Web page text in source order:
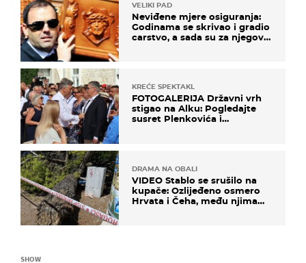
VELIKI PAD
Neviđene mjere osiguranja:
Godinama se skrivao i gradio
carstvo, a sada su za njegovo
KREĆE SPEKTAKL
FOTOGALERIJA Državni vrh
stigao na Alku: Pogledajte
susret Plenkovića i
DRAMA NA OBALI
VIDEO Stablo se srušilo na
kupače: Ozlijeđeno osmero
Hrvata i Čeha, među njima
SHOW